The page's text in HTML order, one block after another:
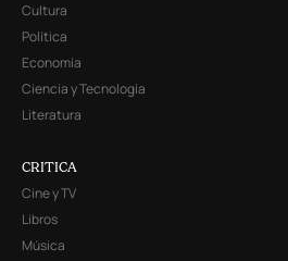
Cultura
Política
Economía
Ciencia y Tecnología
Literatura
CRITICA
Cine y TV
Libros
Música